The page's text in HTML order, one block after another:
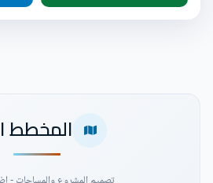
المخطط